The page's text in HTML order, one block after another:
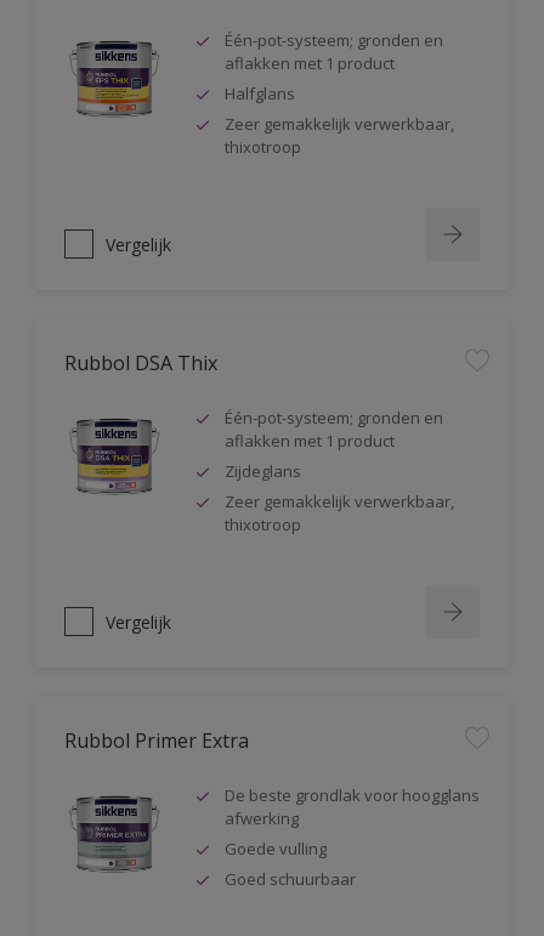
Één-pot-systeem; gronden en
aflakken met 1 product
Halfglans
Zeer gemakkelijk verwerkbaar,
thixotroop
Vergelijk
Rubbol DSA Thix
Één-pot-systeem; gronden en
aflakken met 1 product
Zijdeglans
Zeer gemakkelijk verwerkbaar,
thixotroop
Vergelijk
Rubbol Primer Extra
De beste grondlak voor hoogglans
afwerking
Goede vulling
Goed schuurbaar